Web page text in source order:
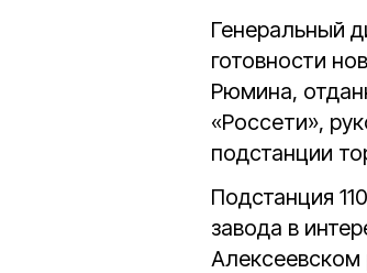
Генеральный
готовности
Рюмина,
«Россети»,
подстанции
Подстанция
завода в
Алексеевском